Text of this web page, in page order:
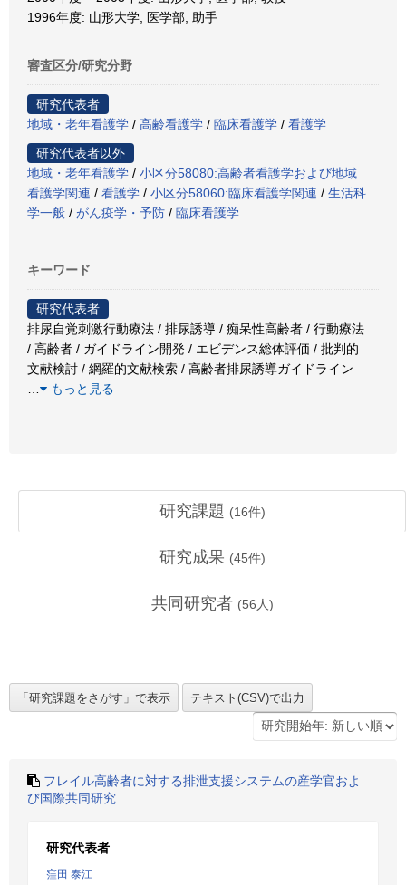
1996年度: 山形大学, 医学部, 助手
審査区分/研究分野
研究代表者
地域・老年看護学 / 高齢看護学 / 臨床看護学 / 看護学
研究代表者以外
地域・老年看護学 / 小区分58080:高齢者看護学および地域
看護学関連 / 看護学 / 小区分58060:臨床看護学関連 / 生活科
学一般 / がん疫学・予防 / 臨床看護学
キーワード
研究代表者
排尿自覚刺激行動療法 / 排尿誘導 / 痴呆性高齢者 / 行動療法
/ 高齢者 / ガイドライン開発 / エビデンス総体評価 / 批判的
文献検討 / 網羅的文献検索 / 高齢者排尿誘導ガイドライン
もっと見る
研究課題 (16件)
研究成果 (45件)
共同研究者 (56 人)
フレイル高齢者に対する排泄支援システムの産学官およ
び国際共同研究
研究代表者
窪田 泰江